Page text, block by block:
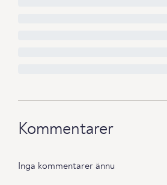
Kommentarer
Inga kommentarer ännu